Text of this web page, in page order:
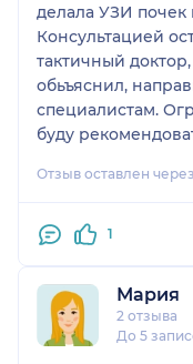
делала УЗИ почек
Консультацией
тактичный
обьъяснил, направил на дальнейшее
специалистам. Огромная благодарность врачу,
буду
Отзыв оставлен
1
Мария
2 отзыва
До 5